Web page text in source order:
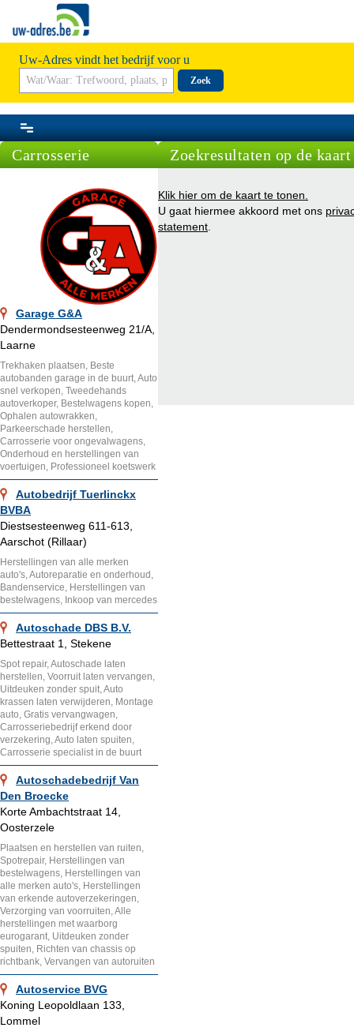
Uw-Adres vindt het bedrijf voor u
Zoek
Carrosserie
Garage G&A
Dendermondsesteenweg 21/A,
Laarne
Trekhaken plaatsen, Beste
autobanden garage in de buurt, Auto
snel verkopen, Tweedehands
autoverkoper, Bestelwagens kopen,
Ophalen autowrakken,
Parkeerschade herstellen,
Carrosserie voor ongevalwagens,
Onderhoud en herstellingen van
voertuigen, Professioneel koetswerk
Autobedrijf Tuerlinckx
BVBA
Diestsesteenweg 611-613,
Aarschot (Rillaar)
Herstellingen van alle merken
auto's, Autoreparatie en onderhoud,
Bandenservice, Herstellingen van
bestelwagens, Inkoop van mercedes
Autoschade DBS B.V.
Bettestraat 1, Stekene
Spot repair, Autoschade laten
herstellen, Voorruit laten vervangen,
Uitdeuken zonder spuit, Auto
krassen laten verwijderen, Montage
auto, Gratis vervangwagen,
Carrosseriebedrijf erkend door
verzekering, Auto laten spuiten,
Carrosserie specialist in de buurt
Autoschadebedrijf Van
Den Broecke
Korte Ambachtstraat 14,
Oosterzele
Plaatsen en herstellen van ruiten,
Spotrepair, Herstellingen van
bestelwagens, Herstellingen van
alle merken auto's, Herstellingen
van erkende autoverzekeringen,
Verzorging van voorruiten, Alle
herstellingen met waarborg
eurogarant, Uitdeuken zonder
spuiten, Richten van chassis op
richtbank, Vervangen van autoruiten
Autoservice BVG
Koning Leopoldlaan 133,
Lommel
Zoekresultaten op de kaart
Klik hier om de kaart te tonen.
U gaat hiermee akkoord met ons
statement